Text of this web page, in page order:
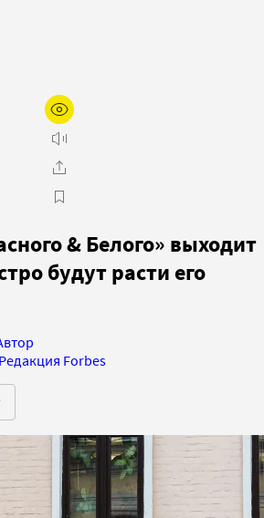
& Белого» выходит
будут расти его
Редакция Forbes